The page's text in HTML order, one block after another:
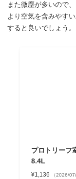
また微塵が多いので
より空気を含みやす
すると良いでしょう。
プロトリーフ
8.4L
¥1,136 （2026/